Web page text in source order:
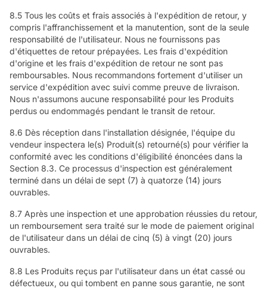
8.5 Tous les coûts et frais associés à l'expédition de retour, y
compris l'affranchissement et la manutention, sont de la seule
responsabilité de l'utilisateur. Nous ne fournissons pas
d'étiquettes de retour prépayées. Les frais d'expédition
d'origine et les frais d'expédition de retour ne sont pas
remboursables. Nous recommandons fortement d'utiliser un
service d'expédition avec suivi comme preuve de livraison.
Nous n'assumons aucune responsabilité pour les Produits
perdus ou endommagés pendant le transit de retour.
8.6 Dès réception dans l'installation désignée, l'équipe du
vendeur inspectera le(s) Produit(s) retourné(s) pour vérifier la
conformité avec les conditions d'éligibilité énoncées dans la
Section 8.3. Ce processus d'inspection est généralement
terminé dans un délai de sept (7) à quatorze (14) jours
ouvrables.
8.7 Après une inspection et une approbation réussies du retour,
un remboursement sera traité sur le mode de paiement original
de l'utilisateur dans un délai de cinq (5) à vingt (20) jours
ouvrables.
8.8 Les Produits reçus par l'utilisateur dans un état cassé ou
défectueux, ou qui tombent en panne sous garantie, ne sont